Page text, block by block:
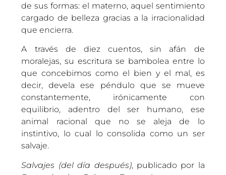
de sus formas: el materno, aquel sentimiento
cargado de belleza gracias a la irracionalidad
que encierra.
A través de diez cuentos, sin afán de
moralejas, su escritura se bambolea entre lo
que concebimos como el bien y el mal, es
decir, devela ese péndulo que se mueve
constantemente, irónicamente con
equilibrio, adentro del ser humano, ese
animal racional que no se aleja de lo
instintivo, lo cual lo consolida como un ser
salvaje.
Salvajes (del día después), publicado por la